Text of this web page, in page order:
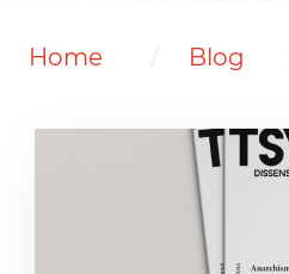
Home Blog